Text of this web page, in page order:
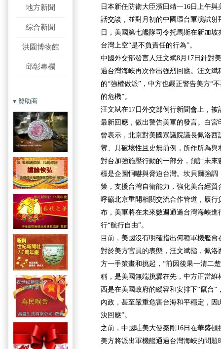
地方新聞
綜合新聞
洪園博物館
邱彰專欄
贊助商
日本新任防衛大臣濱田靖一16日上午
話交談，並對月初的中國環台軍演試
日，美國第七艦隊司令托馬斯在新加
台灣上空“是不負責任的行為”。
中國外交部發言人汪文斌8月17日針對
過台灣海峽再次作出強烈回應。汪文斌
的“強權做派”，中方也嚴正警告美方“
的危機”。
汪文斌在17日外交部例行新聞會上，
最新回應，做出警告美軍的發言。白宮
曾表示，北京對美國眾議院議長佩洛
釁、具破壞性且史無前例，所作所為
對台加強施壓行動的一部分，預計未
標是企圖恫嚇與脅迫台灣。坎貝爾強
策，支援台灣自衛能力，強化美台經
呼籲北京重開相關交流合作管道，履
布，美軍將在未來數週通過台灣海峽
行“航行自由”。
目前，美國沒有明確指出何種軍機艦
對於美方官員的表態，汪文斌指，佩
方一手策畫和挑起，“前因後果一清二
稱，是美國無端挑釁在先，中方正當
西是在美國政府的縱容和安排下“竄台”
內政，甚至嚴重危害台海和平穩定，因
決回應”。
之前，中國駐美大使秦剛16日在華盛
美方將派出軍機艦通過台灣海峽的問